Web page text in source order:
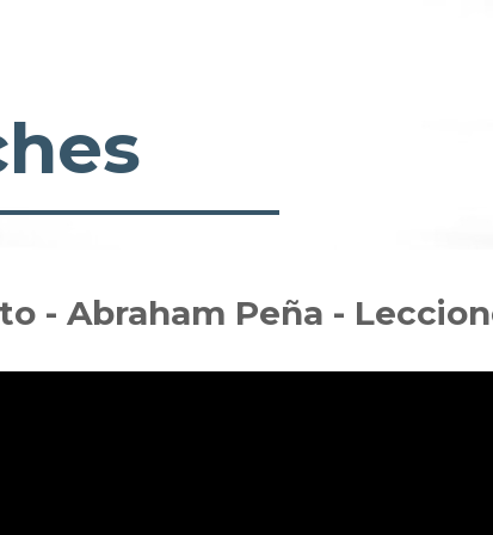
- Abraham Peña -